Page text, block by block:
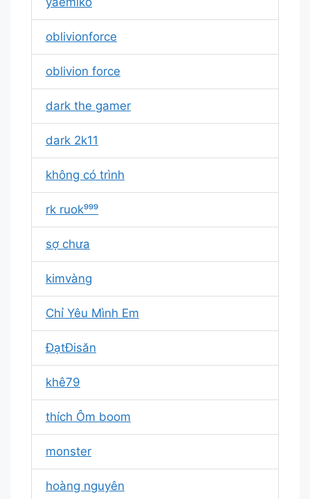
oblivionforce
oblivion force
dark the gamer
dark 2k11
không có trình
rk ruok⁹⁹⁹
sợ chưa
kimvàng
Chỉ Yêu Mình Em
ĐạtĐisăn
khê79
thích Ôm boom
monster
hoàng nguyên